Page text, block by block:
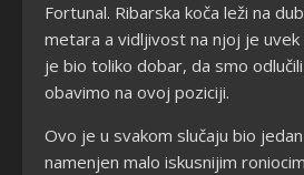
Fortunal. Ribarska koča leži na
metara a vidljivost na njoj je uvek
je bio toliko dobar, da smo
obavimo na ovoj poziciji.
Ovo je u svakom slučaju bio
namenjen malo iskusnijim